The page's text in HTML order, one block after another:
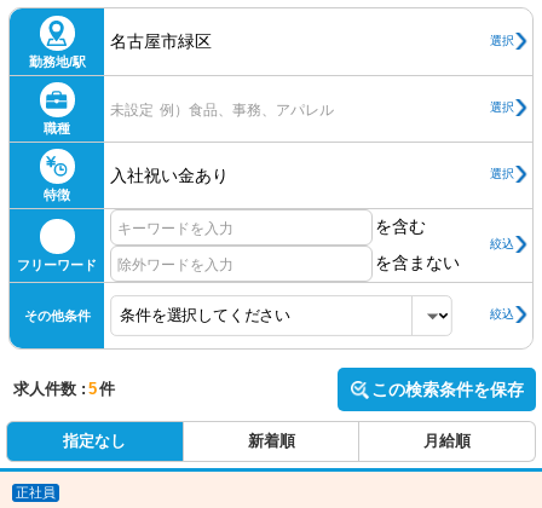
勤務地/駅
名古屋市緑区 選択
職種
未設定 例）食品、事務、アパレル 選択
特徴
入社祝い金あり 選択
フリーワード
を含む
を含まない
絞込
その他条件 絞込
求人件数 : 5件 この検索条件を保存
指定なし 新着順 月給順
正社員